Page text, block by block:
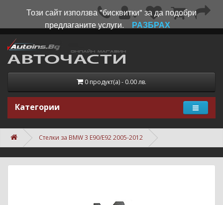
0 продукт(а) - 0.00 лв.
Категории
Стелки за BMW 3 E90/E92 2005-2012
Този сайт използва "бисквитки" за да подобри
предлаганите услуги.
РАЗБРАХ